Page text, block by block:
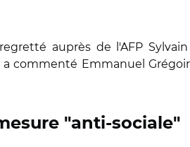
auprès de l'AFP
commenté Emmanuel
"anti-sociale"